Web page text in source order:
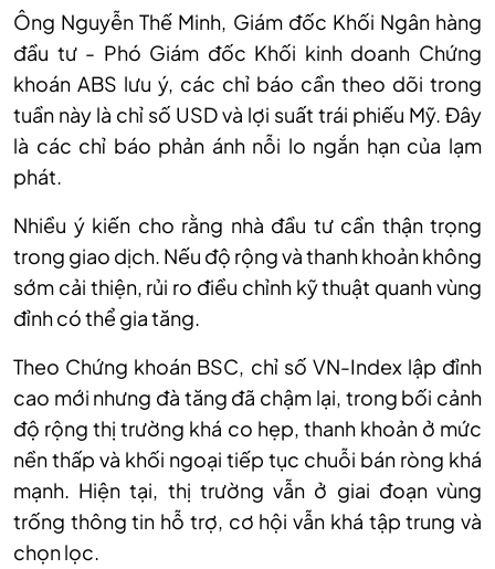
Ông Nguyễn Thế Minh, Giám đốc Khối Ngân hàng
đầu tư - Phó Giám đốc Khối kinh doanh Chứng
khoán ABS lưu ý, các chỉ báo cần theo dõi trong
tuần này là chỉ số USD và lợi suất trái phiếu Mỹ. Đây
là các chỉ báo phản ánh nỗi lo ngắn hạn của lạm
phát.
Nhiều ý kiến cho rằng nhà đầu tư cần thận trọng
trong giao dịch. Nếu độ rộng và thanh khoản không
sớm cải thiện, rủi ro điều chỉnh kỹ thuật quanh vùng
đỉnh có thể gia tăng.
Theo Chứng khoán BSC, chỉ số VN-Index lập đỉnh
cao mới nhưng đà tăng đã chậm lại, trong bối cảnh
độ rộng thị trường khá co hẹp, thanh khoản ở mức
nền thấp và khối ngoại tiếp tục chuỗi bán ròng khá
mạnh. Hiện tại, thị trường vẫn ở giai đoạn vùng
trống thông tin hỗ trợ, cơ hội vẫn khá tập trung và
chọn lọc.